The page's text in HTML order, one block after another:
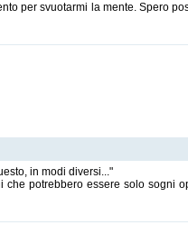
per svuotarmi la mente. Spero
in modi diversi..."
che potrebbero essere solo sogni